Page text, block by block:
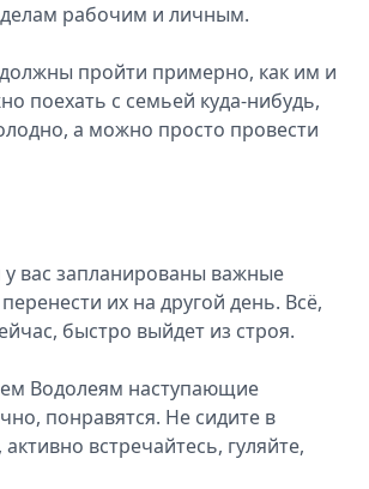
рабочим и личным.
пройти примерно, как им и
поехать с семьей куда-нибудь,
а можно просто провести
у вас запланированы важные
их на другой день. Всё,
быстро выйдет из строя.
Водолеям наступающие
понравятся. Не сидите в
встречайтесь, гуляйте,